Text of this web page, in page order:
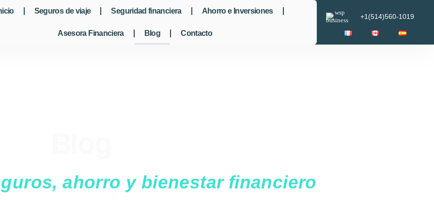
Seguros de viaje Seguridad financiera Ahorro e Inversiones
Asesora Financiera Blog Contacto
+1(514)560-1019
ahorro y bienestar financiero